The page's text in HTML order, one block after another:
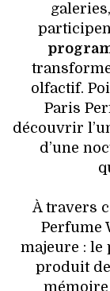
olfactif.
Paris
découvrir
d’une
À travers
Perfume
majeure : le
produit